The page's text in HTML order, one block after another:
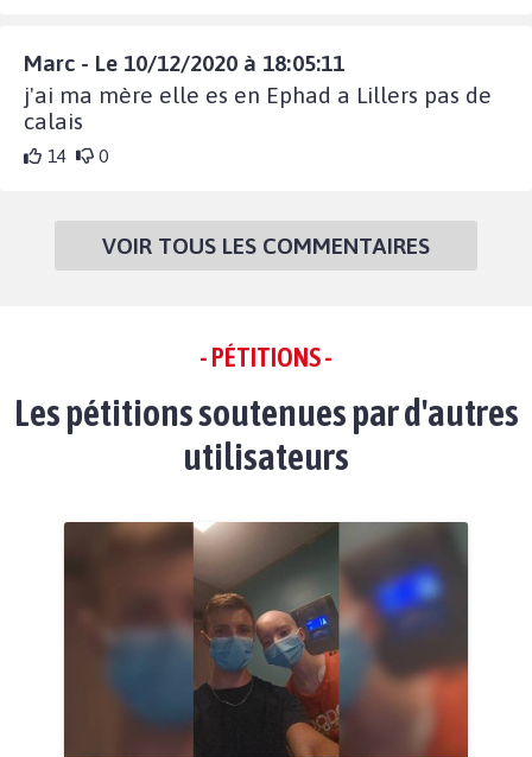
Marc - Le 10/12/2020 à 18:05:11
j'ai ma mère elle es en Ephad a Lillers pas de
calais
14 0
VOIR TOUS LES COMMENTAIRES
- PÉTITIONS -
Les pétitions soutenues par d'autres
utilisateurs